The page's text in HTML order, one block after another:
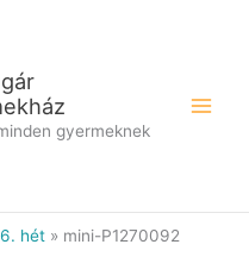
gyermeknek
hét mini-P1270092